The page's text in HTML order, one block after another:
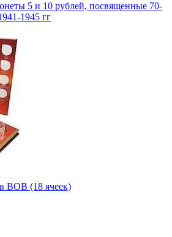
5 и 10 рублей, посвященные 70-
1945 гг
ВОВ (18 ячеек)